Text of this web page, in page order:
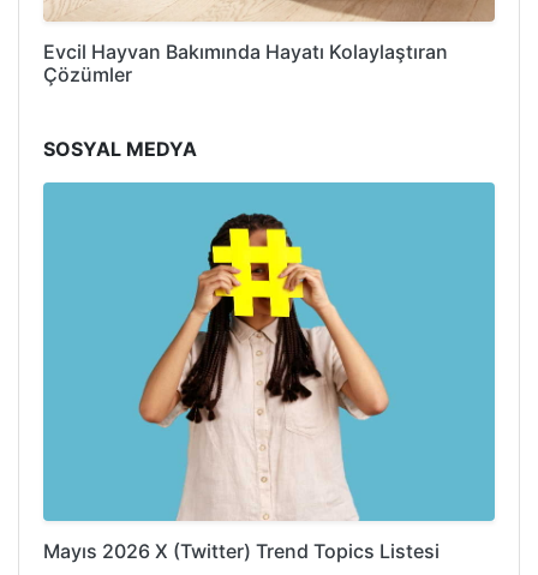
Evcil Hayvan Bakımında Hayatı Kolaylaştıran
Çözümler
SOSYAL MEDYA
Mayıs 2026 X (Twitter) Trend Topics Listesi